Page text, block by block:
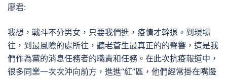
廖君:
我想，戰斗不分男女，只要我們進，疫情才幹退。到現場
往，到最風險的處所往，聽老蒼生最真正的的聲響，這是我
們作為黨的消息任務者的職責和任務。在此次抗疫報道中，
很多同業一次次沖向前方，進進“紅”區，他們經常掛在嘴邊